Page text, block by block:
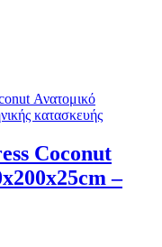
Coconut
–